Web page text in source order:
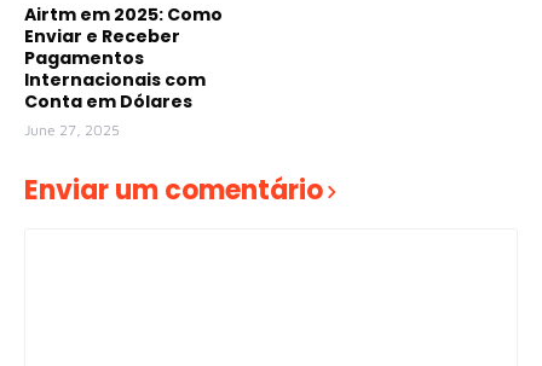
Airtm em 2025: Como
Enviar e Receber
Pagamentos
Internacionais com
Conta em Dólares
June 27, 2025
Enviar um comentário